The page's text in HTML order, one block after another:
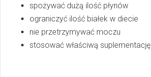
spożywać dużą ilość płynów
ograniczyć ilość białek w diecie
nie przetrzymywać moczu
stosować właściwą suplementację